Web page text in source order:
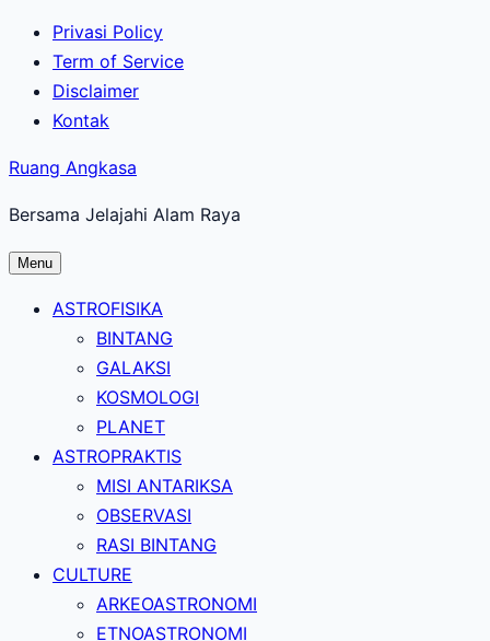
Lewati
konten
utama
Privasi Policy
Term of Service
Disclaimer
Kontak
Ruang Angkasa
Bersama Jelajahi Alam Raya
Menu
ASTROFISIKA
BINTANG
GALAKSI
KOSMOLOGI
PLANET
ASTROPRAKTIS
MISI ANTARIKSA
OBSERVASI
RASI BINTANG
CULTURE
ARKEOASTRONOMI
ETNOASTRONOMI